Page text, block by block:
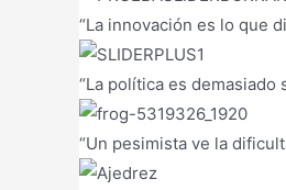
“La innovación es lo que
“La política es demasiado
“Un pesimista ve la